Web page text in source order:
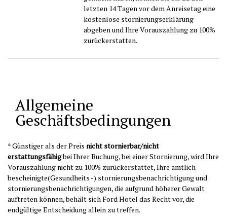
letzten 14 Tagen vor dem Anreisetag eine
kostenlose stornierungserklärung
abgeben und Ihre Vorauszahlung zu 100%
zurückerstatten.
Allgemeine
Geschäftsbedingungen
* Günstiger als der Preis nicht stornierbar/nicht
erstattungsfähigbei Ihrer Buchung, bei einer Stornierung, wird Ihre
Vorauszahlung nicht zu 100% zurückerstattet, Ihre amtlich
bescheinigte(Gesundheits -) stornierungsbenachrichtigung und
stornierungsbenachrichtigungen, die aufgrund höherer Gewalt
auftreten können, behält sich Ford Hotel das Recht vor, die
endgültige Entscheidung allein zu treffen.